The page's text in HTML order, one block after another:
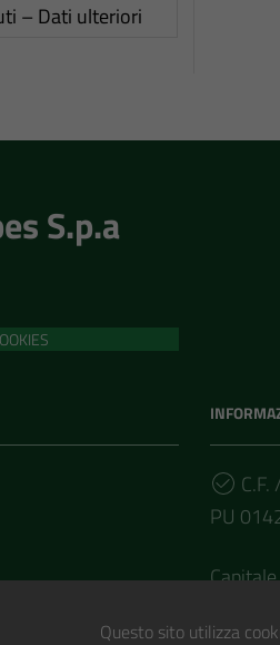
Questo sito utilizza
– Dati ulteriori
S.p.a
C.F.
PU